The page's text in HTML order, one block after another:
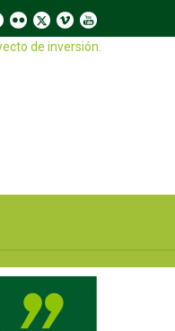
de inversión.